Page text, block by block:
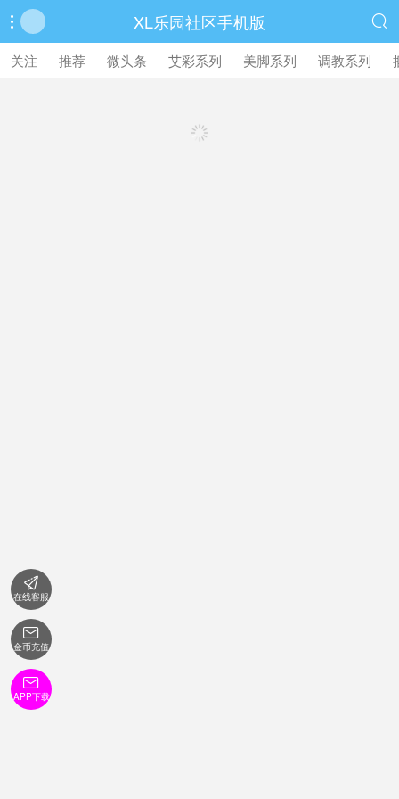
 XL乐园社区手机版 
关注 推荐 微头条 艾彩系列 美脚系列 调教系列
繁體中文版

在线客服

金币充值

APP下载